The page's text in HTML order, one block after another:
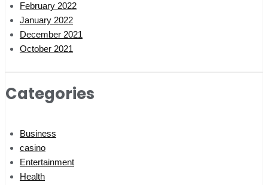
February 2022
January 2022
December 2021
October 2021
Categories
Business
casino
Entertainment
Health